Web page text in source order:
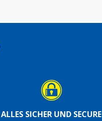
ALLES SICHER UND SECURE